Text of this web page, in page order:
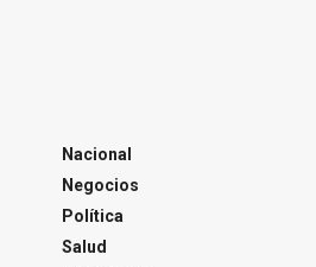
Nacional
Negocios
Política
Salud